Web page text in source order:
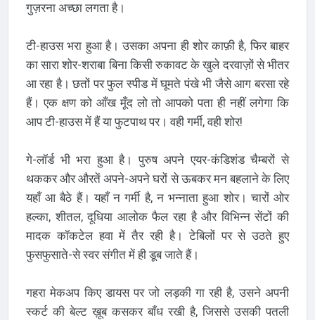
गुज़रना अच्छा लगता है।
टी-हाउस भरा हुआ है। उसका अपना ही शोर काफ़ी है, फिर बाहर
का सारा शोर-शराबा बिना किसी रुकावट के खुले दरवाज़ों से भीतर
आ रहा है। छतों पर फुल स्पीड में घूमते पंखे भी जैसे आग बरसा रहे
हैं। एक क्षण को आँख मूँद लो तो आपको पता ही नहीं लगेगा कि
आप टी-हाउस में हैं या फुटपाथ पर। वही गर्मी, वही शोर!
गे-लॉर्ड भी भरा हुआ है। पुरुष अपने एयर-कंडिशंड चैम्बरों से
थककर और औरतें अपने-अपने घरों से ऊबकर मन बहलाने के लिए
यहाँ आ बैठे हैं। यहाँ न गर्मी है, न भन्नाता हुआ शोर। चारों ओर
हल्का, शीतल, दूधिया आलोक फैल रहा है और विभिन्न सेंटों की
मादक कॉकटेल हवा में तैर रही है। टेबिलों पर से उठते हुए
फुसफुसाते-से स्वर संगीत में ही डूब जाते हैं।
गहरा मेकअप किए डायस पर जो लड़की गा रही है, उसने अपनी
स्कर्ट की बेल्ट ख़ूब कसकर बाँध रखी है, जिससे उसकी पतली